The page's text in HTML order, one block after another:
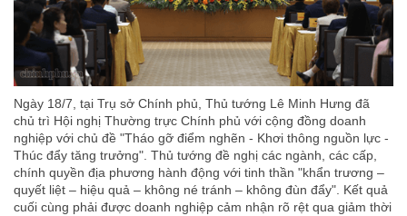
Ngày 18/7, tại Trụ sở Chính phủ, Thủ tướng Lê Minh Hưng đã
chủ trì Hội nghị Thường trực Chính phủ với cộng đồng doanh
nghiệp với chủ đề "Tháo gỡ điểm nghẽn - Khơi thông nguồn lực -
Thúc đẩy tăng trưởng". Thủ tướng đề nghị các ngành, các cấp,
chính quyền địa phương hành động với tinh thần "khẩn trương –
quyết liệt – hiệu quả – không né tránh – không đùn đẩy". Kết quả
cuối cùng phải được doanh nghiệp cảm nhận rõ rệt qua giảm thời